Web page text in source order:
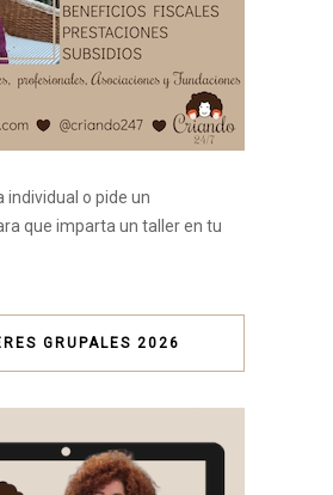
individual o pide un
que imparta un taller en tu
GRUPALES 2026